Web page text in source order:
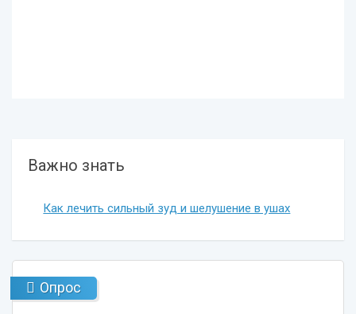
Важно знать
Как лечить сильный зуд и шелушение в ушах
Опрос